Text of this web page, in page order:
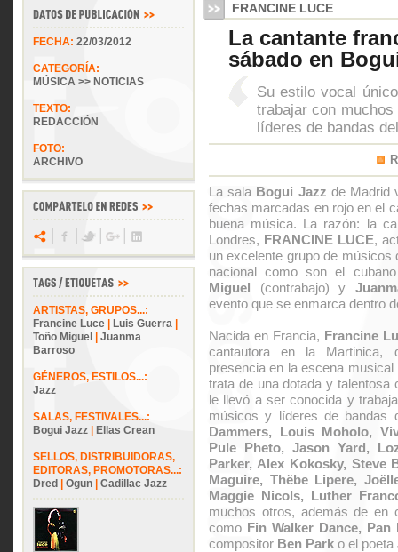
FECHA: 22/03/2012
CATEGORÍA:
MÚSICA >> NOTICIAS
TEXTO:
REDACCIÓN
FOTO:
ARCHIVO
ARTISTAS, GRUPOS...:
Francine Luce
Luis Guerra
Toño Miguel
Juanma
Barroso
GÉNEROS, ESTILOS...:
Jazz
SALAS, FESTIVALES...:
Bogui Jazz
Ellas Crean
SELLOS, DISTRIBUIDORAS,
EDITORAS, PROMOTORAS...:
Dred
Ogun Cadillac Jazz
FRANCINE LUCE
La cantante
sábado en
Su estilo vocal
trabajar con
líderes de bandas
La sala Bogui Jazz de Madrid
fechas marcadas en rojo en el
buena música. La razón: la
Londres, FRANCINE LUCE,
un excelente grupo de
nacional como son el
Miguel (contrabajo) y
evento que se enmarca dentro
Nacida en Francia, Francine
cantautora en la Martinica,
presencia en la escena
trata de una dotada y talentosa
le llevó a ser conocida y
músicos y líderes de bandas
Dammers, Louis Moholo,
Pule Pheto, Jason Yard,
Parker, Alex Kokosky, Steve
Maguire, Thëbe Lipere,
Maggie Nicols, Luther
muchos otros, además de en
como Fin Walker Dance,
compositor Ben Park o el poeta